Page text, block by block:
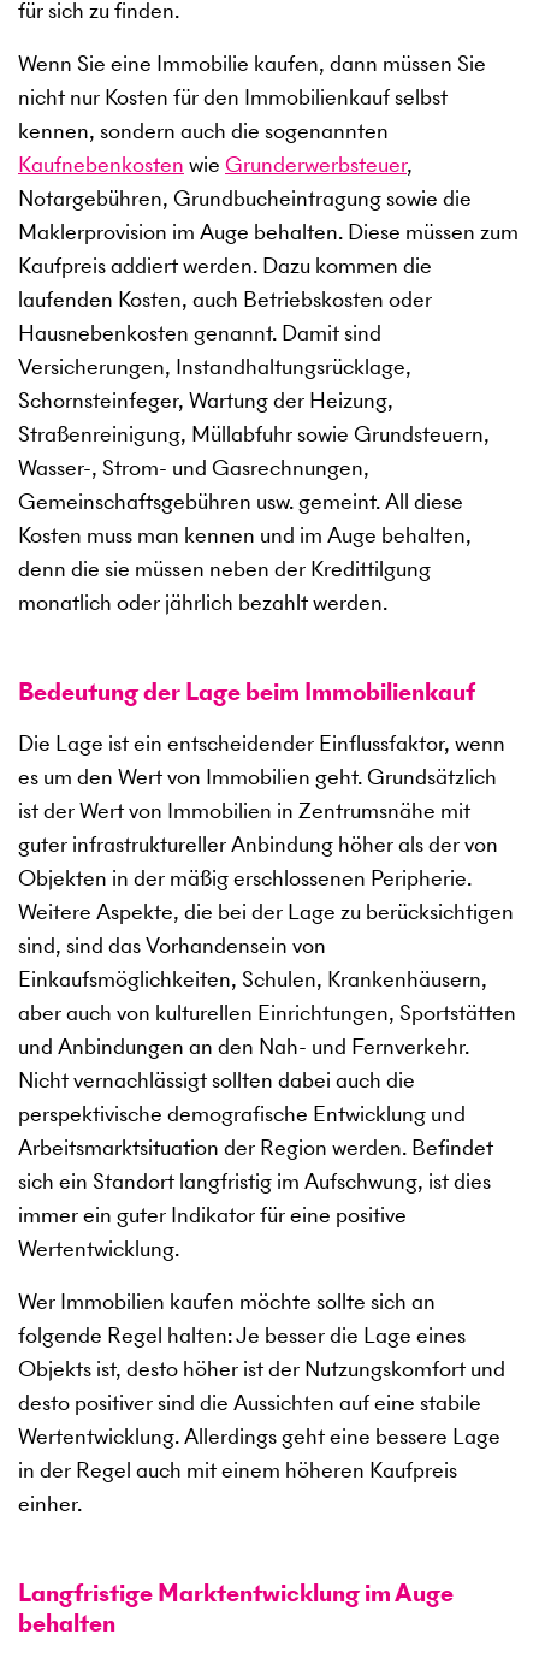
für sich zu finden.
Wenn Sie eine Immobilie kaufen, dann müssen Sie
nicht nur Kosten für den Immobilienkauf selbst
kennen, sondern auch die sogenannten
Kaufnebenkosten wie Grunderwerbsteuer,
Notargebühren, Grundbucheintragung sowie die
Maklerprovision im Auge behalten. Diese müssen zum
Kaufpreis addiert werden. Dazu kommen die
laufenden Kosten, auch Betriebskosten oder
Hausnebenkosten genannt. Damit sind
Versicherungen, Instandhaltungsrücklage,
Schornsteinfeger, Wartung der Heizung,
Straßenreinigung, Müllabfuhr sowie Grundsteuern,
Wasser-, Strom- und Gasrechnungen,
Gemeinschaftsgebühren usw. gemeint. All diese
Kosten muss man kennen und im Auge behalten,
denn die sie müssen neben der Kredittilgung
monatlich oder jährlich bezahlt werden.
Bedeutung der Lage beim Immobilienkauf
Die Lage ist ein entscheidender Einflussfaktor, wenn
es um den Wert von Immobilien geht. Grundsätzlich
ist der Wert von Immobilien in Zentrumsnähe mit
guter infrastruktureller Anbindung höher als der von
Objekten in der mäßig erschlossenen Peripherie.
Weitere Aspekte, die bei der Lage zu berücksichtigen
sind, sind das Vorhandensein von
Einkaufsmöglichkeiten, Schulen, Krankenhäusern,
aber auch von kulturellen Einrichtungen, Sportstätten
und Anbindungen an den Nah- und Fernverkehr.
Nicht vernachlässigt sollten dabei auch die
perspektivische demografische Entwicklung und
Arbeitsmarktsituation der Region werden. Befindet
sich ein Standort langfristig im Aufschwung, ist dies
immer ein guter Indikator für eine positive
Wertentwicklung.
Wer Immobilien kaufen möchte sollte sich an
folgende Regel halten: Je besser die Lage eines
Objekts ist, desto höher ist der Nutzungskomfort und
desto positiver sind die Aussichten auf eine stabile
Wertentwicklung. Allerdings geht eine bessere Lage
in der Regel auch mit einem höheren Kaufpreis
einher.
Langfristige Marktentwicklung im Auge
behalten